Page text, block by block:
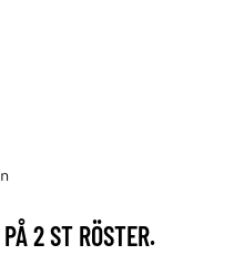
2ST RÖSTER.